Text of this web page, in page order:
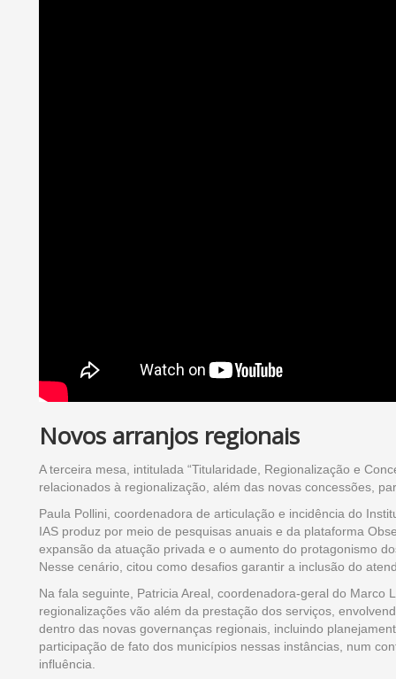
Novos arranjos regionais
A terceira mesa, intitulada “Titularidade, Regionalização e
relacionados à regionalização, além das novas concessões,
Paula Pollini, coordenadora de articulação e incidência do
IAS produz por meio de pesquisas anuais e da plataforma
expansão da atuação privada e o aumento do protagonismo
Nesse cenário, citou como desafios garantir a inclusão do
Na fala seguinte, Patricia Areal, coordenadora-geral do
regionalizações vão além da prestação dos serviços,
dentro das novas governanças regionais, incluindo
participação de fato dos municípios nessas instâncias, num
influência.